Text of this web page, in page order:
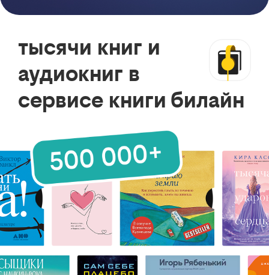
тысячи книг и
аудиокниг в
сервисе книги билайн